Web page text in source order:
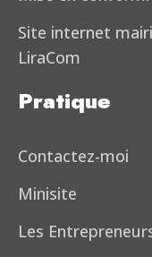
Site internet
LiraCom
Pratique
Contactez-moi
Minisite
Les